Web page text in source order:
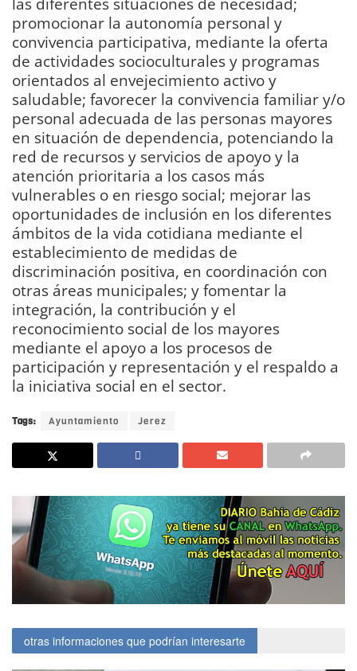
promocionar la autonomía personal y
convivencia participativa, mediante la oferta
de actividades socioculturales y programas
orientados al envejecimiento activo y
saludable; favorecer la convivencia familiar y/o
personal adecuada de las personas mayores
en situación de dependencia, potenciando la
red de recursos y servicios de apoyo y la
atención prioritaria a los casos más
vulnerables o en riesgo social; mejorar las
oportunidades de inclusión en los diferentes
ámbitos de la vida cotidiana mediante el
establecimiento de medidas de
discriminación positiva, en coordinación con
otras áreas municipales; y fomentar la
integración, la contribución y el
reconocimiento social de los mayores
mediante el apoyo a los procesos de
participación y representación y el respaldo a
la iniciativa social en el sector.
Tags: Ayuntamiento Jerez
otras informaciones que podrían interesarte